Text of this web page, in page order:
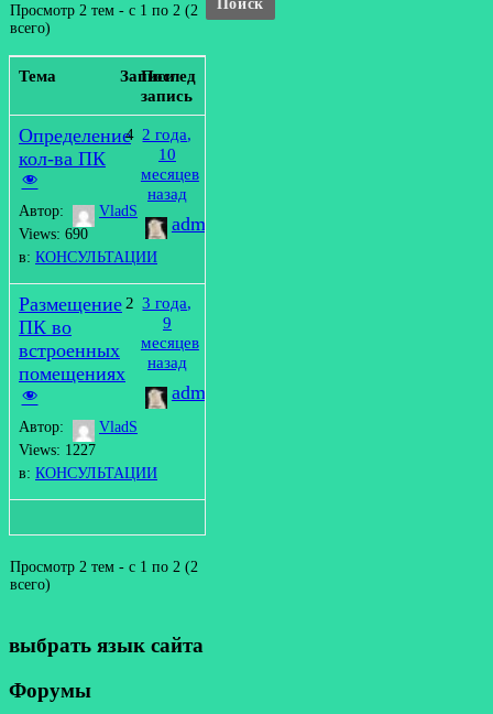
Просмотр 2 тем - с 1 по 2 (2
всего)
Тема Записи
Последняя
запись
Определение
кол-ва ПК
Автор:
VladS
Views: 690
в: КОНСУЛЬТАЦИИ
4 2 года,
10
месяцев
назад
admin
Размещение
ПК во
встроенных
помещениях
Автор:
VladS
Views: 1227
в: КОНСУЛЬТАЦИИ
2 3 года,
9
месяцев
назад
admin
Просмотр 2 тем - с 1 по 2 (2
всего)
выбрать язык сайта
Форумы